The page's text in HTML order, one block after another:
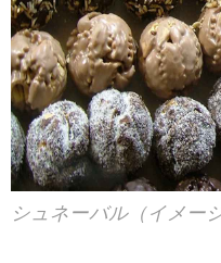
シュネーバル（イメージ